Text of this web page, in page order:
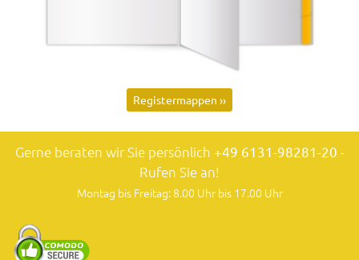
Registermappen ››
Gerne beraten wir Sie persönlich +49 6131-98281-20 -
Rufen Sie an!
Montag bis Freitag: 8.00 Uhr bis 17.00 Uhr